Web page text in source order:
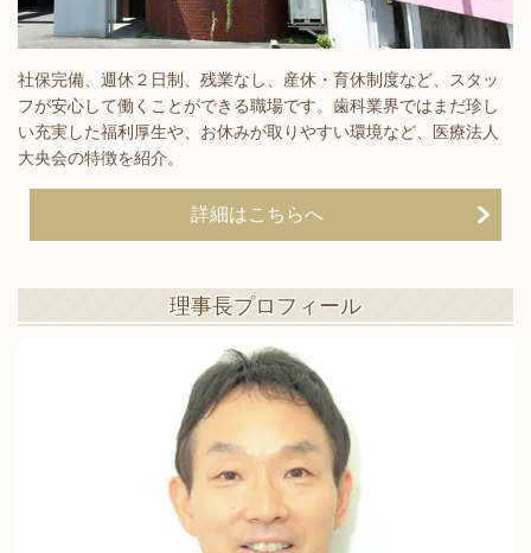
社保完備、週休２日制、残業なし、産休・育休制度など、スタッ
フが安心して働くことができる職場です。歯科業界ではまだ珍し
い充実した福利厚生や、お休みが取りやすい環境など、医療法人
大央会の特徴を紹介。
詳細はこちらへ
理事長プロフィール